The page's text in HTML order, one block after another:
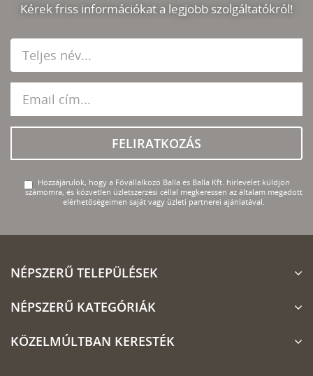
Kérek friss információkat a legjobb szolgáltatókról!
FELIRATKOZÁS
Hozzájárulok, hogy a Fővállalkozó Balla és Balla Kft. hírlevelet küldjön
számomra, és közvetlen üzletszerzési céllal megkeressen az általam megadott
elérhetőségeimen saját vagy üzleti partnerei ajánlatával.
NÉPSZERŰ TELEPÜLÉSEK
NÉPSZERŰ KATEGÓRIÁK
KÖZELMÚLTBAN KERESTÉK